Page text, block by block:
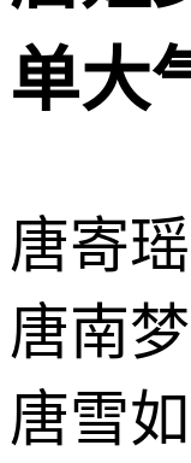
单大
唐寄
唐南
唐雪如